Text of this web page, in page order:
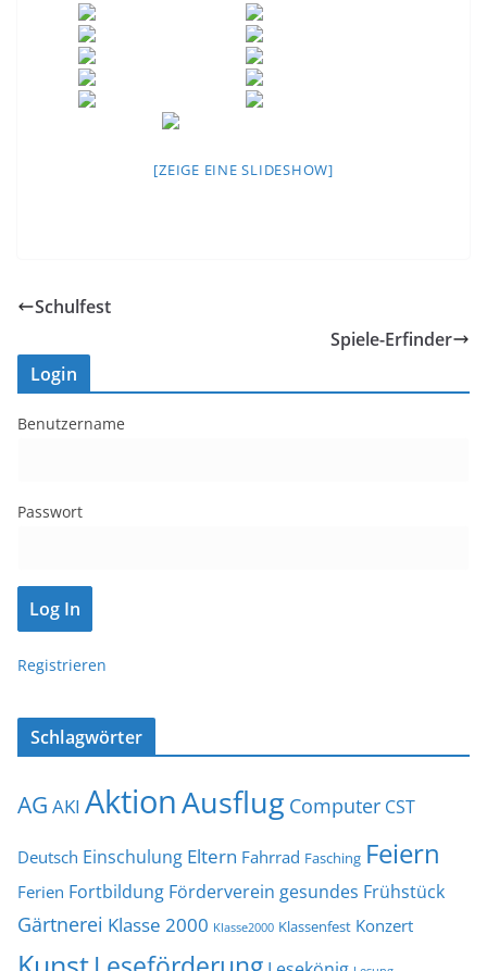
[ZEIGE EINE SLIDESHOW]
Schulfest
Spiele-Erfinder
Login
Benutzername
Passwort
Registrieren
Schlagwörter
AG AKI AktionAusflug Computer CST
Deutsch Einschulung Eltern Fahrrad Fasching Feiern
Ferien Fortbildung Förderverein gesundes Frühstück
Gärtnerei Klasse 2000 Klasse2000 Klassenfest Konzert